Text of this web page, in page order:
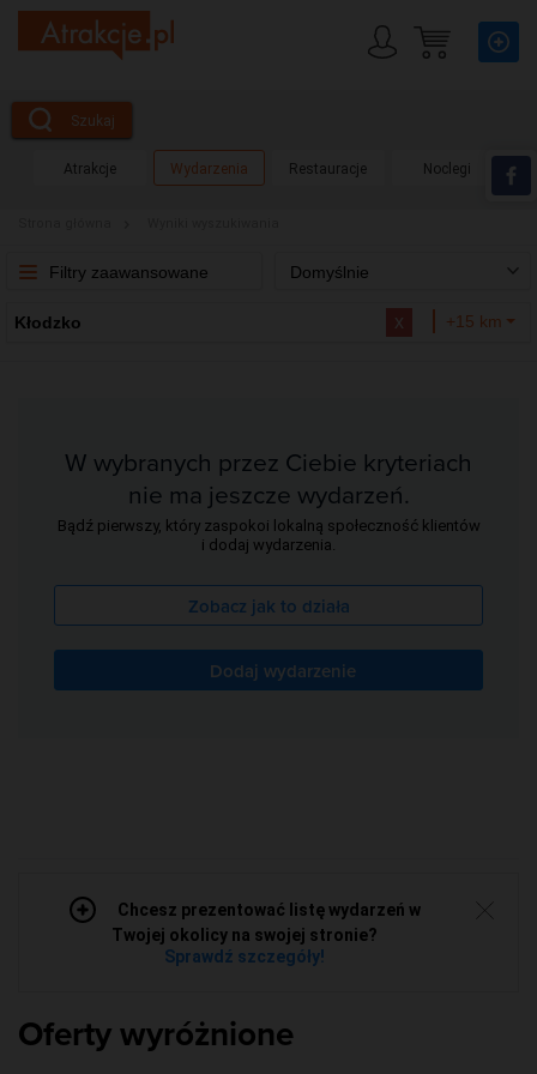
Szukaj
Atrakcje Wydarzenia Restauracje Noclegi
Filtry zaawansowane Domyślnie
Kłodzko x +15 km
W wybranych przez Ciebie kryteriach
nie ma jeszcze wydarzeń.
Bądź pierwszy, który zaspokoi lokalną społeczność klientów
i dodaj wydarzenia.
Zobacz jak to działa
Dodaj wydarzenie
Chcesz prezentować listę wydarzeń w
Twojej okolicy na swojej stronie?
Sprawdź szczegóły!
Oferty wyróżnione